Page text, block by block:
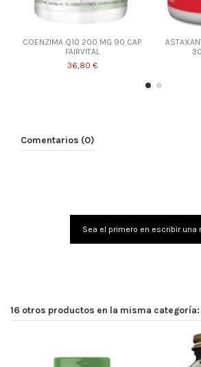
COENZIMA Q10 200 MG 90 CAP
FAIRVITAL
36,80 €
Comentarios (0)
Sea el primero en escribir una
16 otros productos en la misma categoría: